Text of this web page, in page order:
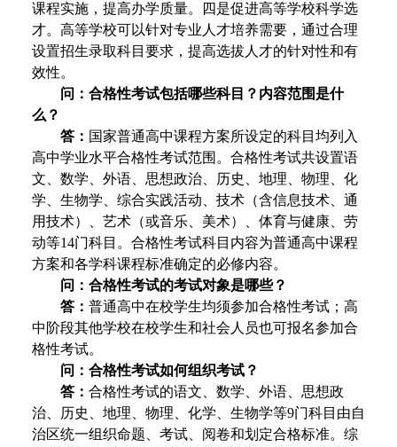
课程实施，提高办学质量。四是促进高等学校科学选
才。高等学校可以针对专业人才培养需要，通过合理
设置招生录取科目要求，提高选拔人才的针对性和有
效性。
问：合格性考试包括哪些科目？内容范围是什
么？
答： 国家普通高中课程方案所设定的科目均列入
高中学业水平合格性考试范围。合格性考试共设置语
文、数学、外语、思想政治、历史、地理、物理、化
学、生物学、综合实践活动、技术（含信息技术、通
用技术）、艺术（或音乐、美术）、体育与健康、劳
动等14门科目。合格性考试科目内容为普通高中课程
方案和各学科课程标准确定的必修内容。
问：合格性考试的考试对象是哪些？
答： 普通高中在校学生均须参加合格性考试；高
中阶段其他学校在校学生和社会人员也可报名参加合
格性考试。
问：合格性考试如何组织考试？
答： 合格性考试的语文、数学、外语、思想政
治、历史、地理、物理、化学、生物学等9门科目由自
治区统一组织命题、考试、阅卷和划定合格标准。综